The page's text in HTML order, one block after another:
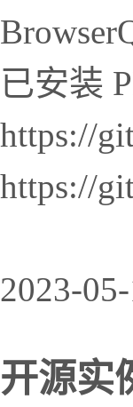
已安装
https://
https://
2023-
开源实